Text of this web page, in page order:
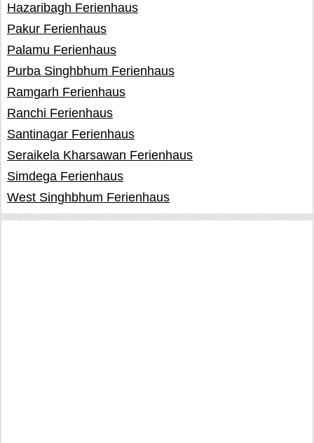
Hazaribagh Ferienhaus
Pakur Ferienhaus
Palamu Ferienhaus
Purba Singhbhum Ferienhaus
Ramgarh Ferienhaus
Ranchi Ferienhaus
Santinagar Ferienhaus
Seraikela Kharsawan Ferienhaus
Simdega Ferienhaus
West Singhbhum Ferienhaus